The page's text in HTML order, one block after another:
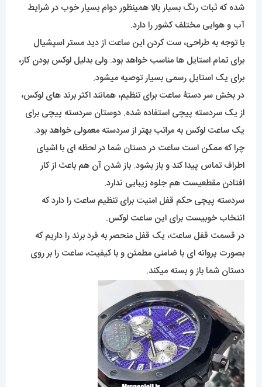
شده که ثبات رنگ بسیار بالا همینظور دوام بسیار خوب در شرایط
آب و هوایی مختلف کشور را دارد.
با توجه به طراحی، ست کردن این ساعت از دید مستر اسپشیال
برای تمام استایل ها مناسب خواهد بود. ولی بدلیل لوکس بودن کار،
برای یک استایل رسمی بسیار توصیه میشود.
در بخش سر دستۀ ساعت برای تنظیم، همانند اکثر برند های لوکس،
از یک سردسته پیچی استفاده شده. دوستان سردسته پیچی برای
یک ساعت لوکس به مراتب بهتر از سردسته معمولی خواهد بود.
چرا که ممکن است ساعت در دستان شما در لحظه ای با اشیای
اطراف تماس پیدا کند و باز بشود. باز شدن آن هم باعث از کار
افتادن مقطعیست هم جلوه زیبایی ندارد.
سردسته پیچی حکم قفل امنیت برای تنظیم ساعت را دارد که
انتخاب خوبیست برای این ساعت لوکس.
در قسمت قفل ساعت، یک قفل منحصر به فرد برند را داریم که
بصورت پروانه ای با ضامنی مطمئن و با کیفیت، ساعت را بر روی
دستان شما باز و بسته میکند.